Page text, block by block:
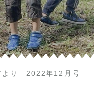
より 2022年12月号